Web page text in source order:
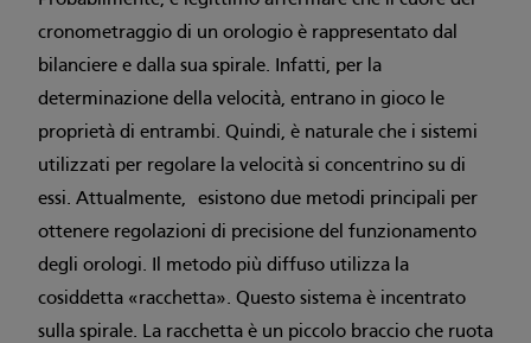
cronometraggio di un orologio è rappresentato dal
bilanciere e dalla sua spirale. Infatti, per la
determinazione della velocità, entrano in gioco le
proprietà di entrambi. Quindi, è naturale che i sistemi
utilizzati per regolare la velocità si concentrino su di
essi. Attualmente, esistono due metodi principali per
ottenere regolazioni di precisione del funzionamento
degli orologi. Il metodo più diffuso utilizza la
cosiddetta «racchetta». Questo sistema è incentrato
sulla spirale. La racchetta è un piccolo braccio che ruota